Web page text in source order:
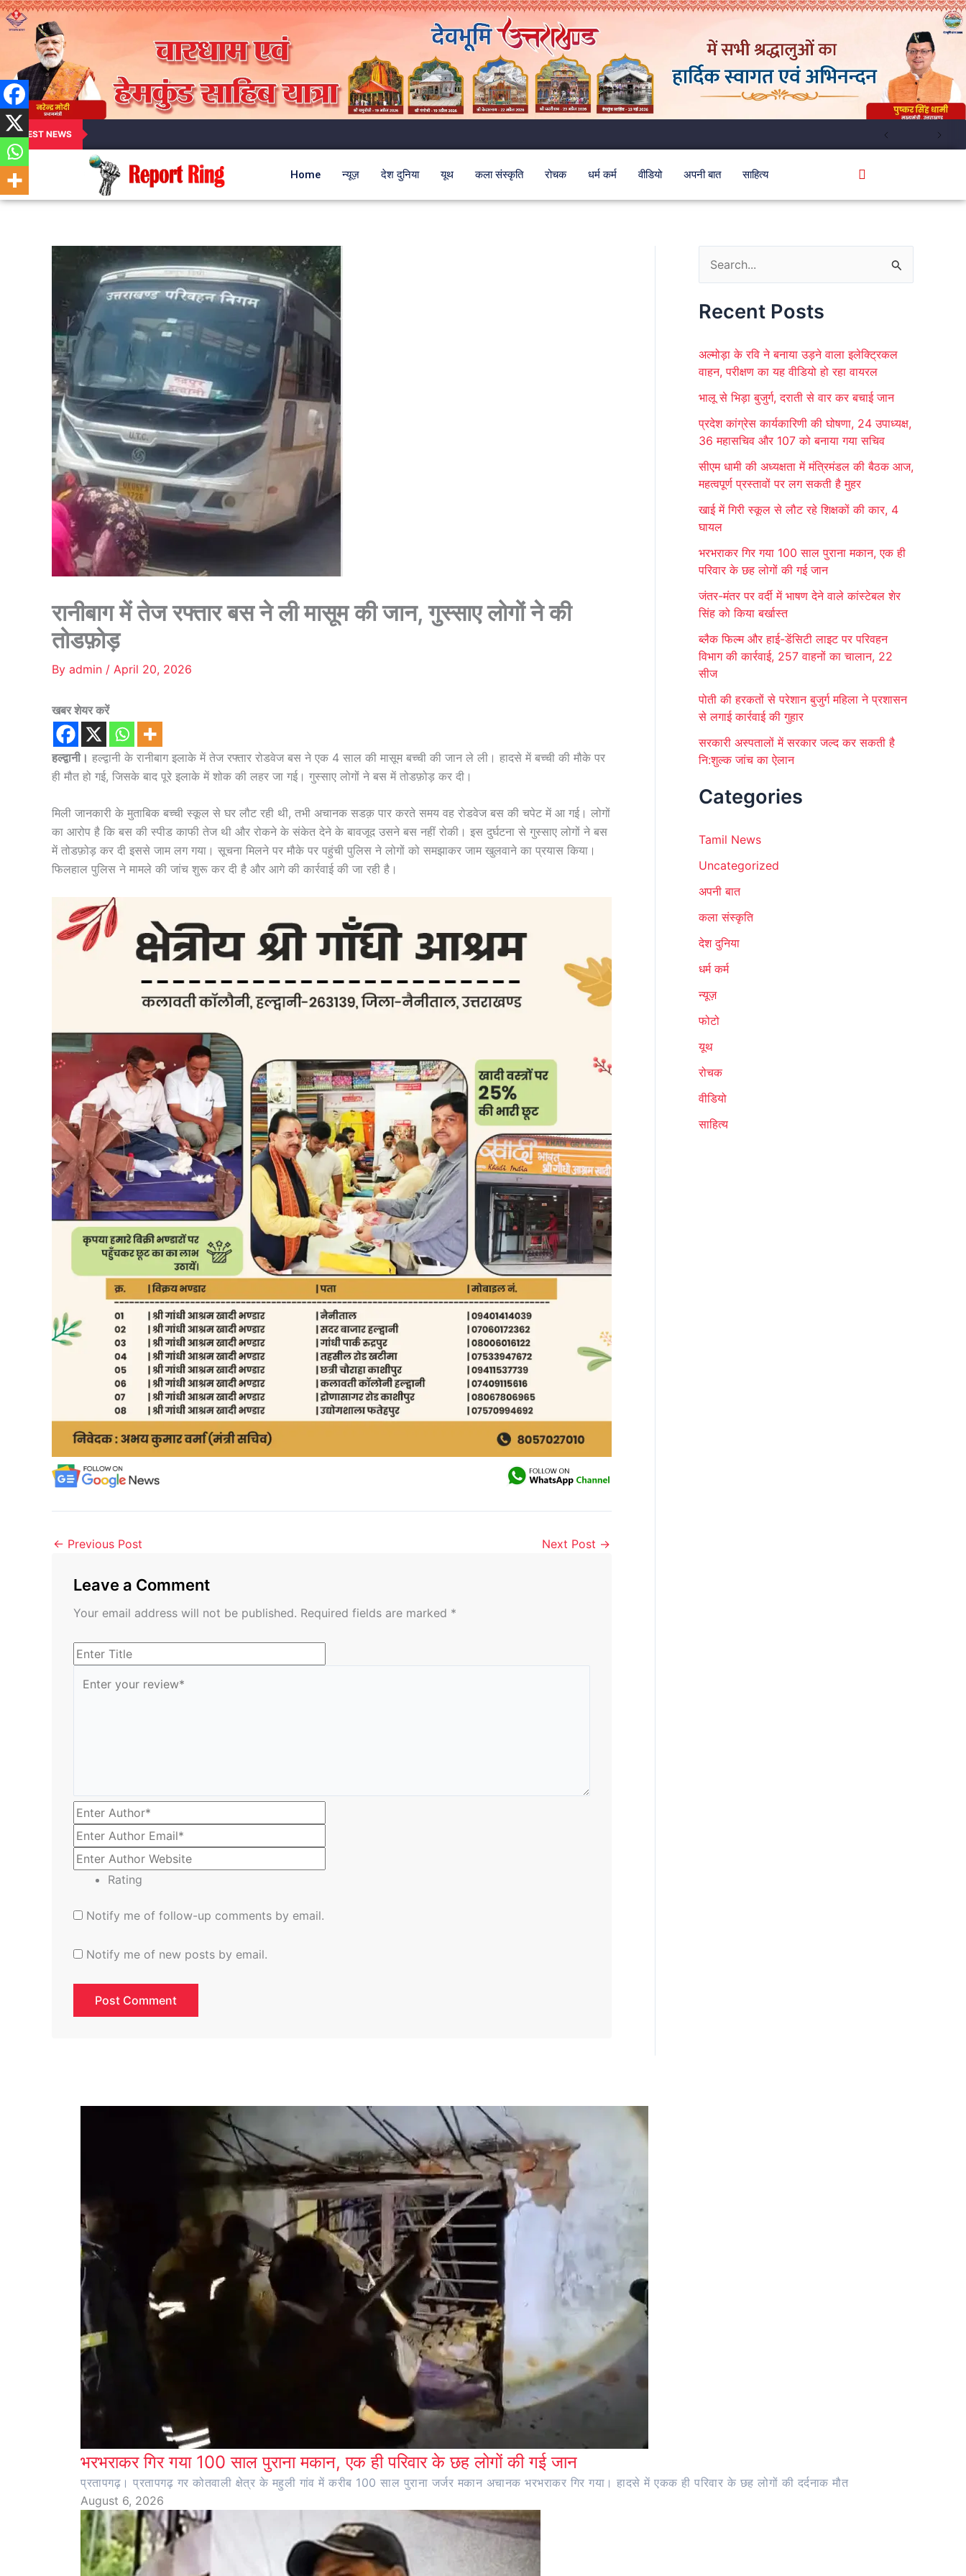
LATEST NEWS
Home न्यूज़ देश दुनिया यूथ कला संस्कृति रोचक धर्म कर्म वीडियो अपनी बात साहित्य
रानीबाग में तेज रफ्तार बस ने ली मासूम की जान, गुस्साए लोगों ने की
तोडफ़ोड़
By admin / April 20, 2026
खबर शेयर करें
हल्द्वानी। हल्द्वानी के रानीबाग इलाके में तेज रफ्तार रोडवेज बस ने एक 4 साल की मासूम बच्ची की जान ले ली। हादसे में बच्ची की मौके पर
ही मौत हो गई, जिसके बाद पूरे इलाके में शोक की लहर जा गई। गुस्साए लोगों ने बस में तोडफ़ोड़ कर दी।
मिली जानकारी के मुताबिक बच्ची स्कूल से घर लौट रही थी, तभी अचानक सडक़ पार करते समय वह रोडवेज बस की चपेट में आ गई। लोगों
का आरोप है कि बस की स्पीड काफी तेज थी और रोकने के संकेत देने के बावजूद उसने बस नहीं रोकी। इस दुर्घटना से गुस्साए लोगों ने बस
में तोडफ़ोड़ कर दी इससे जाम लग गया। सूचना मिलने पर मौके पर पहुंची पुलिस ने लोगों को समझाकर जाम खुलवाने का प्रयास किया।
फिलहाल पुलिस ने मामले की जांच शुरू कर दी है और आगे की कार्रवाई की जा रही है।
← Previous Post Next Post →
Leave a Comment
Your email address will not be published. Required fields are marked *
Rating
Notify me of follow-up comments by email.
Notify me of new posts by email.
a
c
o
Recent Posts
अल्मोड़ा के रवि ने बनाया उड़ने वाला इलेक्ट्रिकल
वाहन, परीक्षण का यह वीडियो हो रहा वायरल
भालू से भिड़ा बुजुर्ग, दराती से वार कर बचाई जान
प्रदेश कांग्रेस कार्यकारिणी की घोषणा, 24 उपाध्यक्ष,
36 महासचिव और 107 को बनाया गया सचिव
सीएम धामी की अध्यक्षता में मंत्रिमंडल की बैठक आज,
महत्वपूर्ण प्रस्तावों पर लग सकती है मुहर
खाई में गिरी स्कूल से लौट रहे शिक्षकों की कार, 4
घायल
भरभराकर गिर गया 100 साल पुराना मकान, एक ही
परिवार के छह लोगों की गई जान
जंतर-मंतर पर वर्दी में भाषण देने वाले कांस्टेबल शेर
सिंह को किया बर्खास्त
ब्लैक फिल्म और हाई-डेंसिटी लाइट पर परिवहन
विभाग की कार्रवाई, 257 वाहनों का चालान, 22
सीज
पोती की हरकतों से परेशान बुजुर्ग महिला ने प्रशासन
से लगाई कार्रवाई की गुहार
सरकारी अस्पतालों में सरकार जल्द कर सकती है
नि:शुल्क जांच का ऐलान
Categories
Tamil News
Uncategorized
अपनी बात
कला संस्कृति
देश दुनिया
धर्म कर्म
न्यूज़
फोटो
यूथ
रोचक
वीडियो
साहित्य
भरभराकर गिर गया 100 साल पुराना मकान, एक ही परिवार के छह लोगों की गई जान
प्रतापगढ़। प्रतापगढ़ गर कोतवाली क्षेत्र के महुली गांव में करीब 100 साल पुराना जर्जर मकान अचानक भरभराकर गिर गया। हादसे में एकक ही परिवार के छह लोगों की दर्दनाक मौत
August 6, 2026